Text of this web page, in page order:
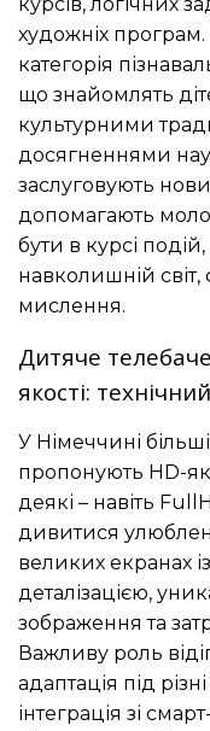
художніх
категорія
що знайомлять
культурними
досягненнями
заслуговують
допомагають
бути в курсі подій,
навколишній
мислення.
Дитяче
якості:
У Німеччині
пропонують HD-
деякі – навіть
дивитися
великих екранах
деталізацією,
зображення та
Важливу роль
адаптація під
інтеграція зі